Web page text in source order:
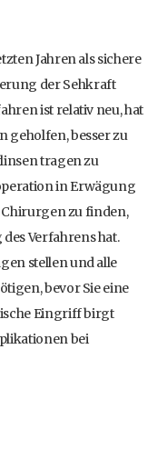
Jahren als sichere
der Sehkraft
ist relativ neu, hat
geholfen, besser zu
tragen zu
in Erwägung
Chirurgen zu finden,
Verfahrens hat.
stellen und alle
bevor Sie eine
Eingriff birgt
bei